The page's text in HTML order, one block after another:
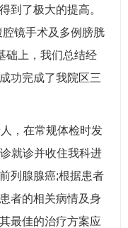
到了极大的提高。
镜手术及多例膀胱
础上，我们总结经
功完成了我院区三
，在常规体检时发
就诊并收住我科进
列腺腺癌;根据患者
者的相关病情及身
最佳的治疗方案应